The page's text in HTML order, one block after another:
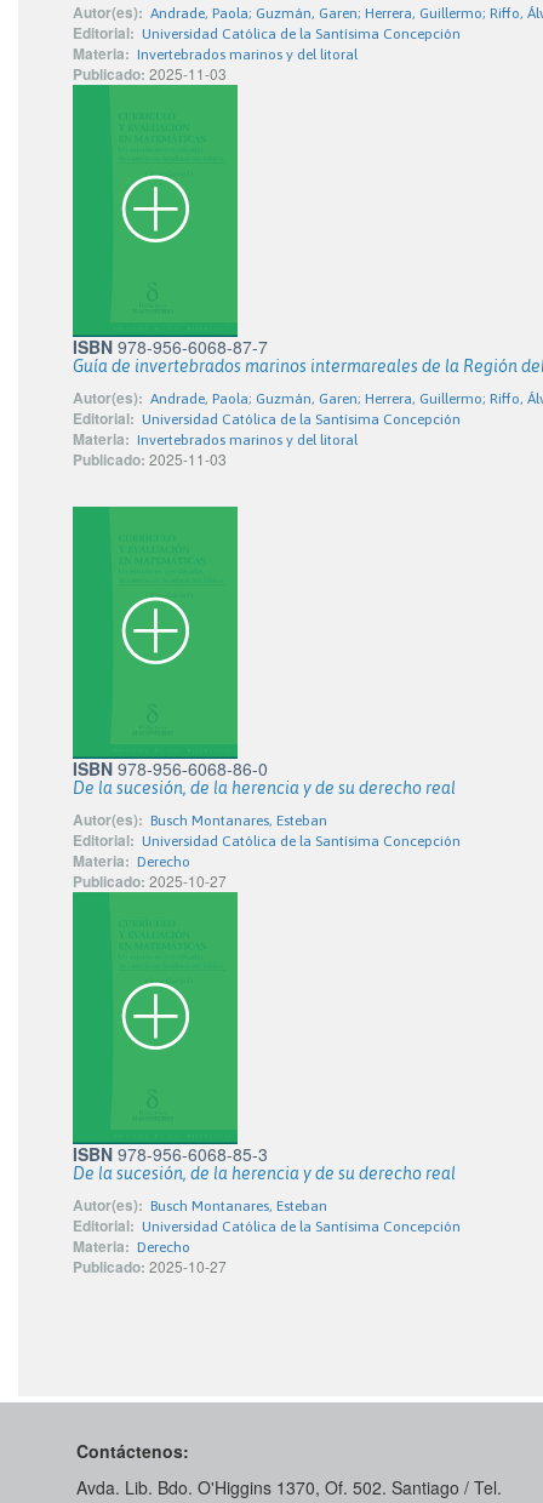
Autor(es): Andrade, Paola; Guzmán, Garen; Herrera, Guillermo; Riffo,
Editorial: Universidad Católica de la Santísima Concepción
Materia: Invertebrados marinos y del litoral
Publicado: 2025-11-03
ISBN 978-956-6068-87-7
Guía de invertebrados marinos intermareales de la Región
Autor(es): Andrade, Paola; Guzmán, Garen; Herrera, Guillermo; Riffo,
Editorial: Universidad Católica de la Santísima Concepción
Materia: Invertebrados marinos y del litoral
Publicado: 2025-11-03
ISBN 978-956-6068-86-0
De la sucesión, de la herencia y de su derecho real
Autor(es): Busch Montanares, Esteban
Editorial: Universidad Católica de la Santísima Concepción
Materia: Derecho
Publicado: 2025-10-27
ISBN 978-956-6068-85-3
De la sucesión, de la herencia y de su derecho real
Autor(es): Busch Montanares, Esteban
Editorial: Universidad Católica de la Santísima Concepción
Materia: Derecho
Publicado: 2025-10-27
Contáctenos:
Avda. Lib. Bdo. O'Higgins 1370, Of. 502. Santiago / Tel.